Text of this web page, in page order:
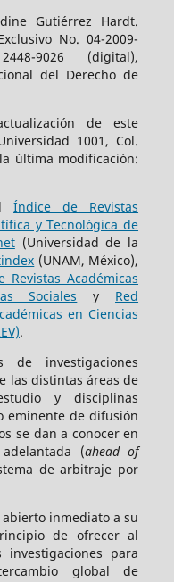
Gutiérrez Hardt.
No. 04-2009-
9026 (digital),
del Derecho de
de este
1001, Col.
última modificación:
Índice de Revistas
y Tecnológica de
(Universidad de la
(UNAM, México),
Revistas Académicas
Sociales y Red
en Ciencias
.
de investigaciones
las distintas áreas de
y disciplinas
eminente de difusión
se dan a conocer en
(ahead of
de arbitraje por
inmediato a su
de ofrecer al
para
global de